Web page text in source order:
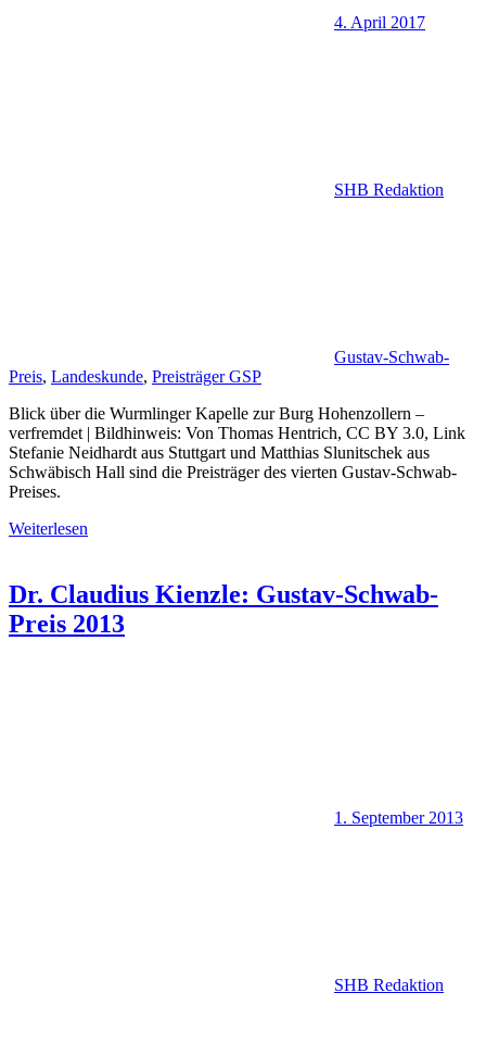
4. April 2017
SHB Redaktion
Gustav-Schwab-
Preis, Landeskunde, Preisträger GSP
Blick über die Wurmlinger Kapelle zur Burg Hohenzollern –
verfremdet | Bildhinweis: Von Thomas Hentrich, CC BY 3.0, Link
Stefanie Neidhardt aus Stuttgart und Matthias Slunitschek aus
Schwäbisch Hall sind die Preisträger des vierten Gustav-Schwab-
Preises.
Weiterlesen
Dr. Claudius Kienzle: Gustav-Schwab-
Preis 2013
1. September 2013
SHB Redaktion